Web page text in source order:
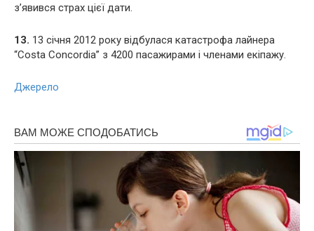
з’явився страх цієї дати.
13. 13 січня 2012 року відбулася катастрофа лайнера
“Costa Concordia” з 4200 пасажирами і членами екіпажу.
Джерело